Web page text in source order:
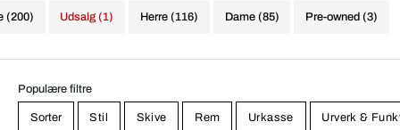
Caravelle by Bulova er slet ikke billige, du kommer til at betale en
til et ur af ringe kvalitet.
(200) Herre (116) Dame (85) Pre-owned (3)
Udsalg (1)
Populære filtre
Sorter Stil Skive Rem Urkasse Urverk &